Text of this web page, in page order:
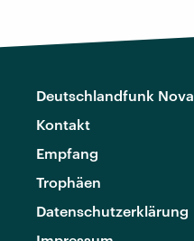
Deutschlandfunk Nova
Kontakt
Empfang
Trophäen
Datenschutzerklärung